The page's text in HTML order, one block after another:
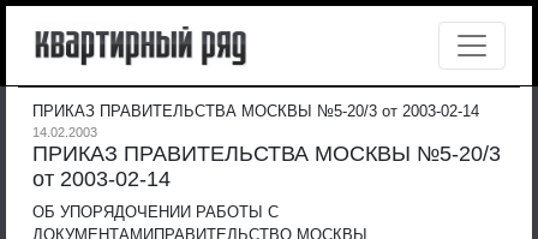
ПРИКАЗ ПРАВИТЕЛЬСТВА МОСКВЫ №5-20/3 от 2003-02-14
14.02.2003
ПРИКАЗ ПРАВИТЕЛЬСТВА МОСКВЫ №5-20/3
от 2003-02-14
ОБ УПОРЯДОЧЕНИИ РАБОТЫ С
ДОКУМЕНТАМИПРАВИТЕЛЬСТВО МОСКВЫ